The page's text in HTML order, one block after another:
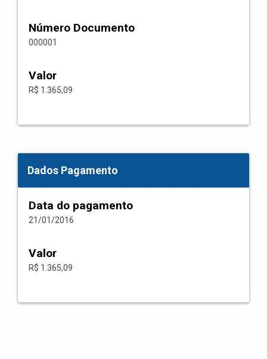
Número Documento
000001
Valor
R$ 1.365,09
Dados Pagamento
Data do pagamento
21/01/2016
Valor
R$ 1.365,09